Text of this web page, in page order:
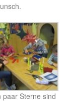
paar Sterne sind